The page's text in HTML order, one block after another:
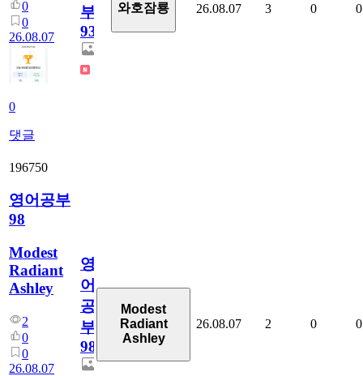
0
0
26.08.07
0
댓글
부
930
와호잠룡 26.08.07 3 0 0
196750
영어공부
98
Modest
Radiant
Ashley
2
0
0
26.08.07
영
어
공
부
98
Modest
Radiant
Ashley
26.08.07 2 0 0